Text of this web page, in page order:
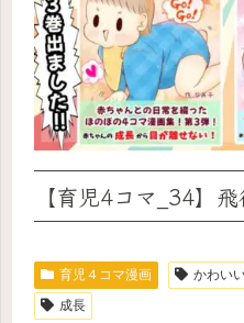
【育児4コマ_34】
育児４コマ漫画 かわい
成長